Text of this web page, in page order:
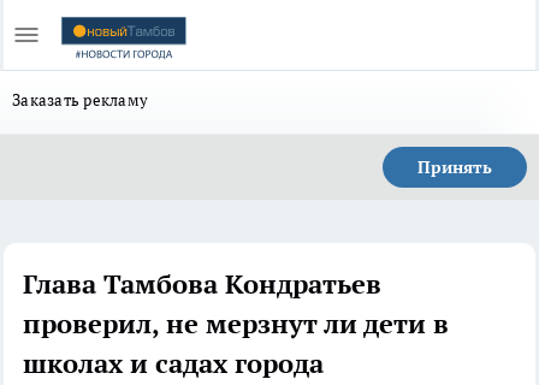
Заказать рекламу
Принять
Глава Тамбова Кондратьев
проверил, не мерзнут ли дети в
школах и садах города